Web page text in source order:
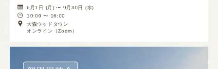
6月1日 (月) 〜 9月30日 (水)
10:00 〜 16:00
大森ウッドタウン
オンライン（Zoom）